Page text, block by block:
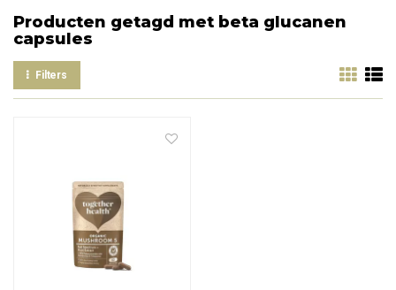
Producten getagd met beta glucanen
capsules
Filters